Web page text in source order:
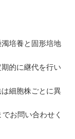
培養と固形培地
的に継代を行い
細胞株ごとに異
でお問い合わせく